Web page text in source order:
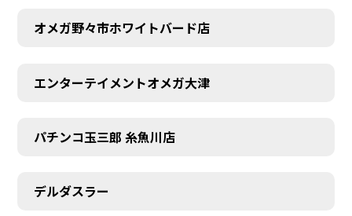
オメガ野々市ホワイトバード店
エンターテイメントオメガ大津
パチンコ玉三郎 糸魚川店
デルダスラー